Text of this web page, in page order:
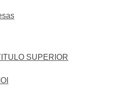
SUPERIOR